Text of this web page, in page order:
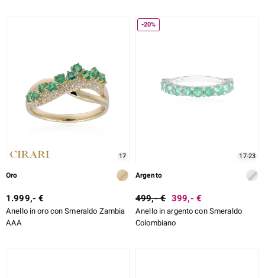
17
Oro
1.999,- €
Anello in oro con Smeraldo Zambia
AAA
-20%
17-23
Argento
499,- € 399,- €
Anello in argento con Smeraldo
Colombiano